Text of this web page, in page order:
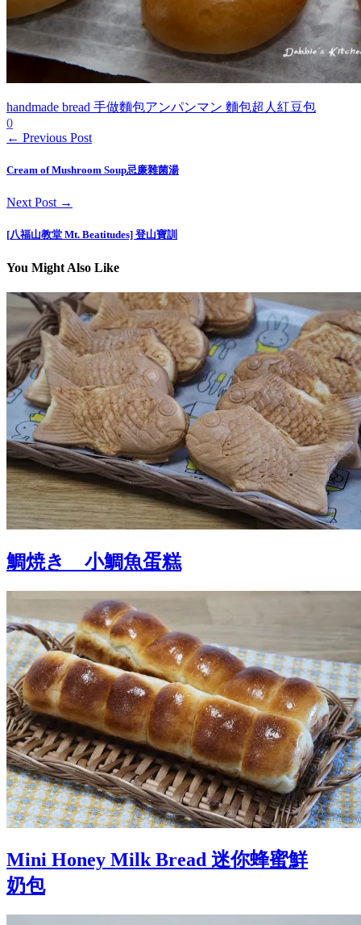
handmade bread 手做麵包アンパンマン 麵包超人紅豆包
0
← Previous Post
Cream of Mushroom Soup忌廉雜菌湯
Next Post →
[八福山教堂 Mt. Beatitudes] 登山寶訓
You Might Also Like
鯛焼き 小鯛魚蛋糕
Mini Honey Milk Bread 迷你蜂蜜鮮
奶包